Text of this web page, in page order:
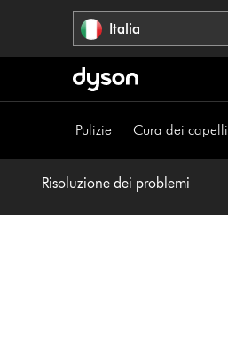
Italia
Pulizie Cura dei capelli
Risoluzione dei problemi